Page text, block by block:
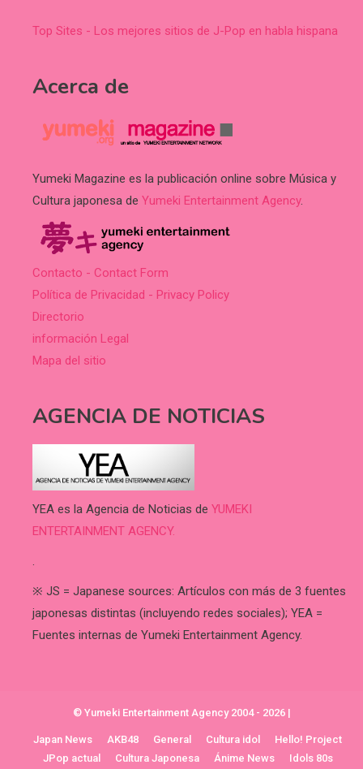
Top Sites - Los mejores sitios de J-Pop en habla hispana
Acerca de
Yumeki Magazine es la publicación online sobre Música y
Cultura japonesa de Yumeki Entertainment Agency.
Contacto - Contact Form
Política de Privacidad - Privacy Policy
Directorio
información Legal
Mapa del sitio
AGENCIA DE NOTICIAS
YEA es la Agencia de Noticias de YUMEKI
ENTERTAINMENT AGENCY.
.
※ JS = Japanese sources: Artículos con más de 3 fuentes
japonesas distintas (incluyendo redes sociales); YEA =
Fuentes internas de Yumeki Entertainment Agency.
© Yumeki Entertainment Agency 2004 - 2026 |
Japan News AKB48 General Cultura idol
Hello! Project
JPop actual
Cultura Japonesa Ánime News Idols 80s